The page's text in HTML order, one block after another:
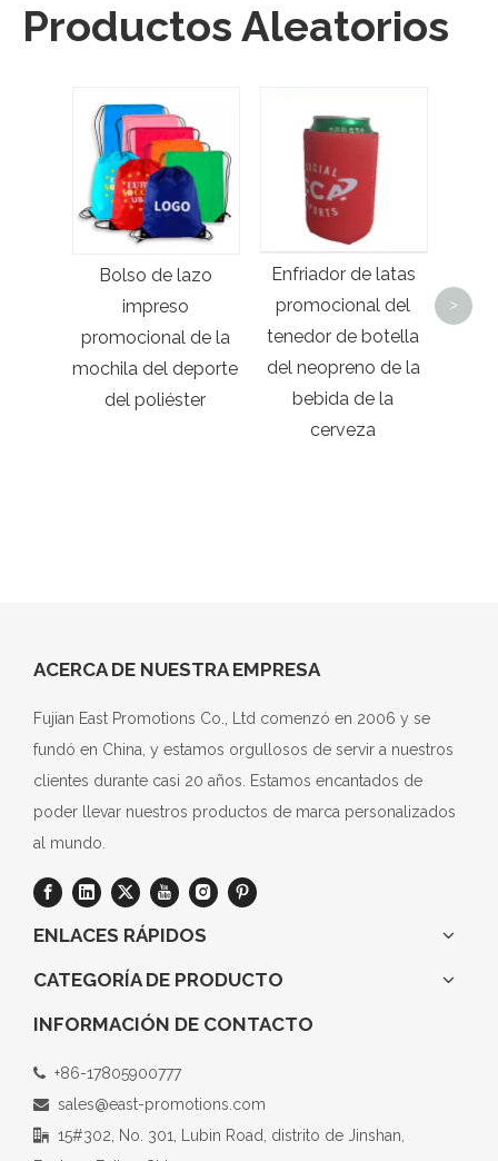
Productos Aleatorios
Bolso de lazo
impreso
promocional de la
mochila del deporte
del poliéster
Enfriador de latas
promocional del
tenedor de botella
del neopreno de la
bebida de la
cerveza
>
ACERCA DE NUESTRA EMPRESA
Fujian East Promotions Co., Ltd comenzó en 2006 y se
fundó en China, y estamos orgullosos de servir a nuestros
clientes durante casi 20 años. Estamos encantados de
poder llevar nuestros productos de marca personalizados
al mundo.
ENLACES RÁPIDOS
CATEGORÍA DE PRODUCTO
INFORMACIÓN DE CONTACTO
 +86-17805900777
 sales@east-promotions.com
 15#302, No. 301, Lubin Road, distrito de Jinshan,